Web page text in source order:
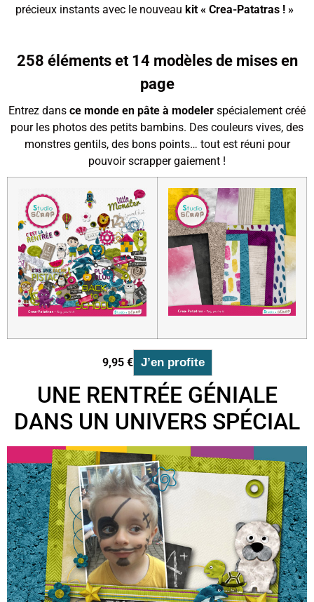
précieux instants avec le nouveau kit « Crea-Patatras ! »
258 éléments et 14 modèles de mises en
page
Entrez dans ce monde en pâte à modeler spécialement créé
pour les photos des petits bambins. Des couleurs vives, des
monstres gentils, des bons points… tout est réuni pour
pouvoir scrapper gaiement !
9,95 € J’en profite
UNE RENTRÉE GÉNIALE
DANS UN UNIVERS SPÉCIAL